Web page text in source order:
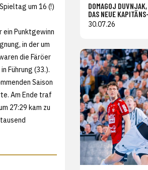
um 16 (!)
Punktgewinn
in der um
die Färöer
Führung (33.).
Saison
Am Ende traf
27:29 kam zu
DOMAGOJ
DAS NEUE
30.07.26